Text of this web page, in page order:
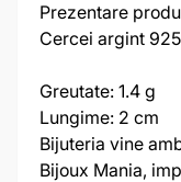
Prezentare
Cercei argint
Greutate: 1.4 g
Lungime: 2 cm
Bijuteria vine
Bijoux Mania,